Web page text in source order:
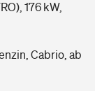
176 kW,
Cabrio, ab